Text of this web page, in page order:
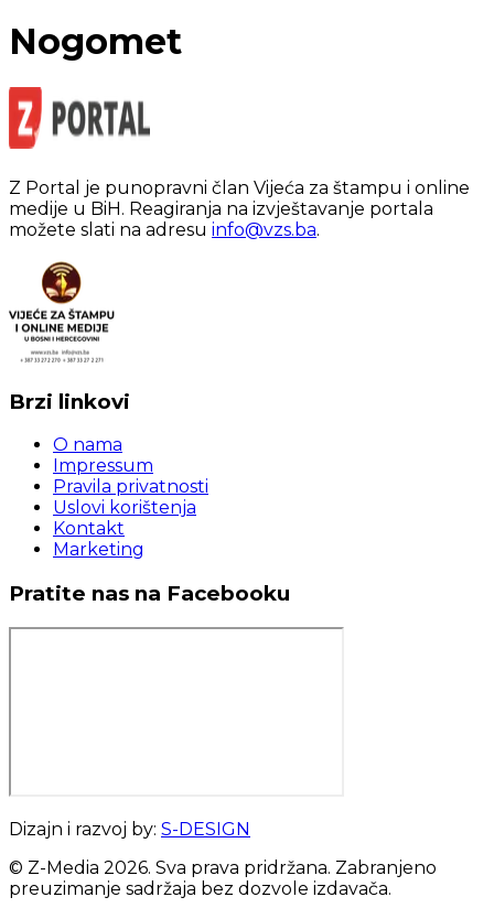
Nogomet
Z Portal je punopravni član Vijeća za štampu i online
medije u BiH. Reagiranja na izvještavanje portala
možete slati na adresu info@vzs.ba.
Brzi linkovi
O nama
Impressum
Pravila privatnosti
Uslovi korištenja
Kontakt
Marketing
Pratite nas na Facebooku
Dizajn i razvoj by: S-DESIGN
© Z-Media 2026. Sva prava pridržana. Zabranjeno
preuzimanje sadržaja bez dozvole izdavača.